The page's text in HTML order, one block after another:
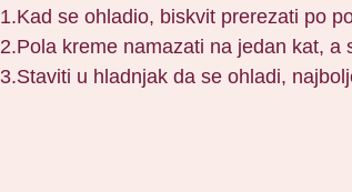
1.Kad se ohladio, biskvit prerezati po
2.Pola kreme namazati na jedan kat,
3.Staviti u hladnjak da se ohladi,